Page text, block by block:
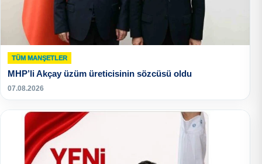
TÜM MANŞETLER
MHP’li Akçay üzüm üreticisinin sözcüsü oldu
07.08.2026